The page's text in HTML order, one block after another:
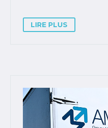
LIRE PLUS